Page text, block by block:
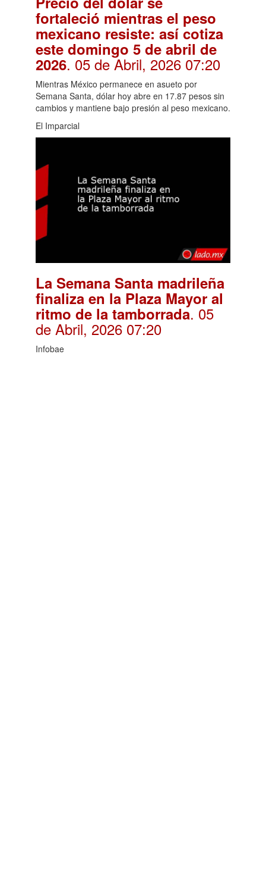
fortaleció mientras el peso
mexicano resiste: así cotiza
este domingo 5 de abril de
2026. 05 de Abril, 2026 07:20
Mientras México permanece en asueto por
Semana Santa, dólar hoy abre en 17.87 pesos sin
cambios y mantiene bajo presión al peso mexicano.
El Imparcial
La Semana Santa madrileña
finaliza en la Plaza Mayor al
ritmo de la tamborrada. 05
de Abril, 2026 07:20
Infobae